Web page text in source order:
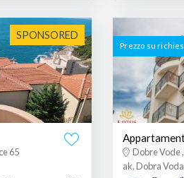
SPONSORED
65
Prezzo su
Dobre Vode
ak, Dobra